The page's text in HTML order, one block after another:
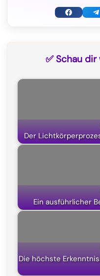
F
o
k
a
✅ Schau
Der
Ein ausführlicher
Die höchste